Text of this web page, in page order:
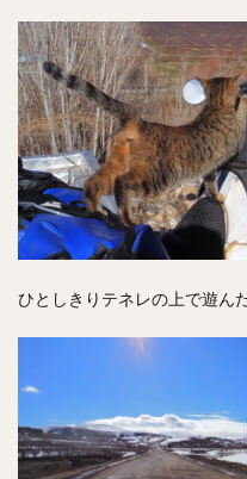
ひとしきりテネレの上で遊ん